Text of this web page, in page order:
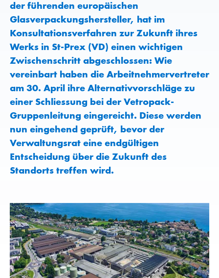
der führenden europäischen
Glasverpackungshersteller, hat im
Konsultationsverfahren zur Zukunft ihres
Werks in St-Prex (VD) einen wichtigen
Zwischenschritt abgeschlossen: Wie
vereinbart haben die Arbeitnehmervertreter
am 30. April ihre Alternativvorschläge zu
einer Schliessung bei der Vetropack-
Gruppenleitung eingereicht. Diese werden
nun eingehend geprüft, bevor der
Verwaltungsrat eine endgültigen
Entscheidung über die Zukunft des
Standorts treffen wird.